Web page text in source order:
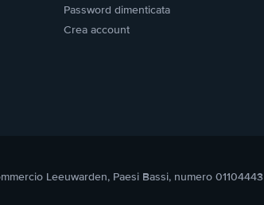
Password dimenticata
Crea account
Leeuwarden, Paesi Bassi, numero 01104443